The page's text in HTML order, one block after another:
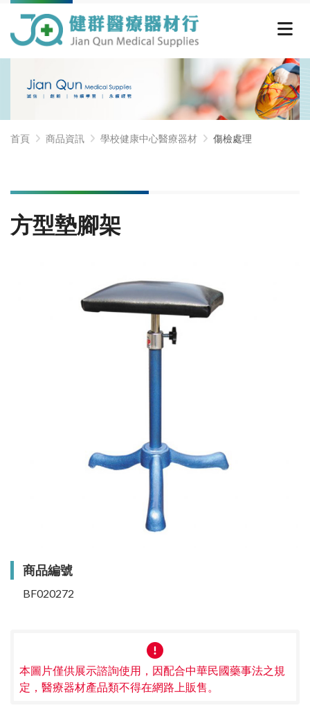
首頁 商品資訊 學校健康中心醫療器材 傷檢處理
方型墊腳架
商品編號
BF020272
本圖片僅供展示諮詢使用，因配合中華民國藥事法之規
定，醫療器材產品類不得在網路上販售。